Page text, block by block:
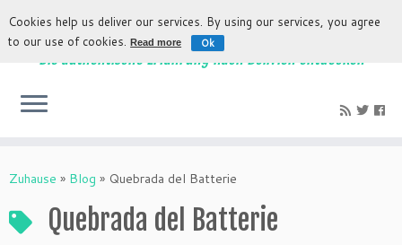
Die authentische Erfahrung nach Bolivien entdecken
Zuhause » Blog » Quebrada del Batterie
Quebrada del Batterie
Cookies help us deliver our services. By using our services, you agree
to our use of cookies.Read more Ok